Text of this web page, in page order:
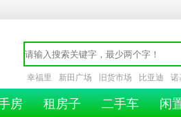
幸福里 新田广场 旧货市场 比亚迪 诺
房 租房子 二手车 闲